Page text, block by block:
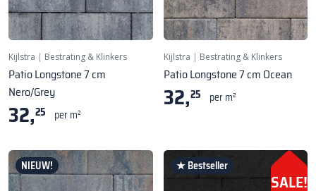
Kijlstra | Bestrating & Klinkers
Patio Longstone 7 cm
Nero/Grey
32,25 per m²
Kijlstra | Bestrating & Klinkers
Patio Longstone 7 cm Ocean
32,25 per m²
NIEUW! ★ Bestseller
SALE!